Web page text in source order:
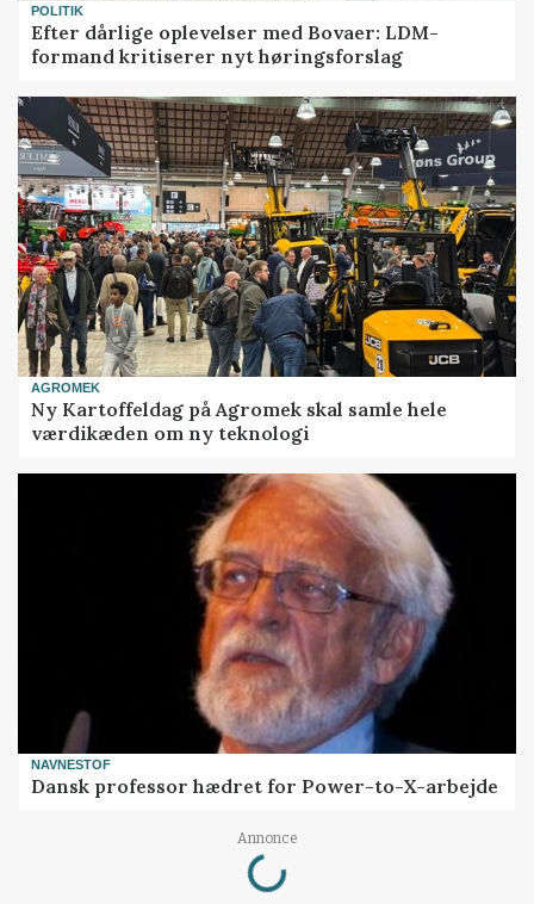
POLITIK
Efter dårlige oplevelser med Bovaer: LDM-
formand kritiserer nyt høringsforslag
AGROMEK
Ny Kartoffeldag på Agromek skal samle hele
værdikæden om ny teknologi
NAVNESTOF
Dansk professor hædret for Power-to-X-arbejde
Annonce
Loading...